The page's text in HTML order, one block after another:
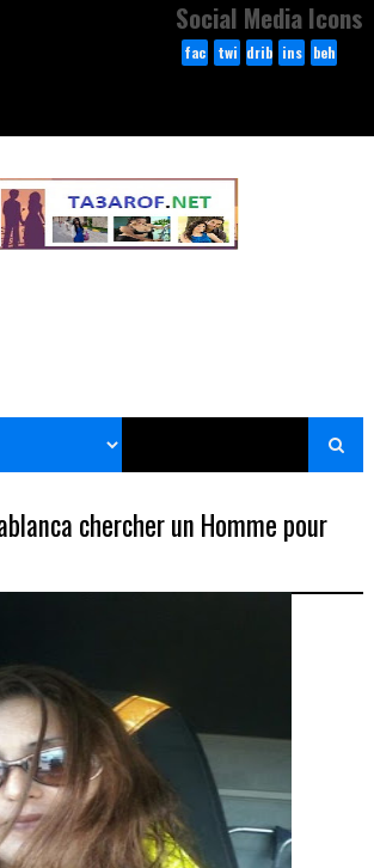
Social Media Icons
fac
twi drib ins
beh
chercher un Homme pour